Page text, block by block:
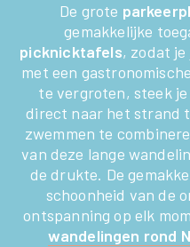
De grote
gemakkelijke
picknicktafels, zodat
met een
te vergroten, steek
direct naar het strand
zwemmen te
van deze lange
de drukte. De
schoonheid van de
ontspanning op elk
wandelingen rond